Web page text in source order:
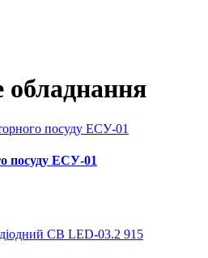
обладнання
посуду ЕСУ-01